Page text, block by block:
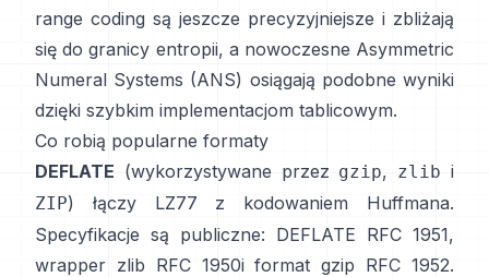
range coding są jeszcze precyzyjniejsze i zbliżają
się do granicy entropii, a nowoczesne Asymmetric
Numeral Systems (ANS) osiągają podobne wyniki
dzięki szybkim implementacjom tablicowym.
Co robią popularne formaty
DEFLATE (wykorzystywane przez gzip, zlib i
ZIP) łączy LZ77 z kodowaniem Huffmana.
Specyfikacje są publiczne: DEFLATE RFC 1951,
wrapper zlib RFC 1950i format gzip RFC 1952.